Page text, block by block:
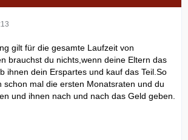
gilt für die gesamte Laufzeit von
brauchst du nichts,wenn deine Eltern das
ihnen dein Erspartes und kauf das Teil.So
schon mal die ersten Monatsraten und du
und ihnen nach und nach das Geld geben.